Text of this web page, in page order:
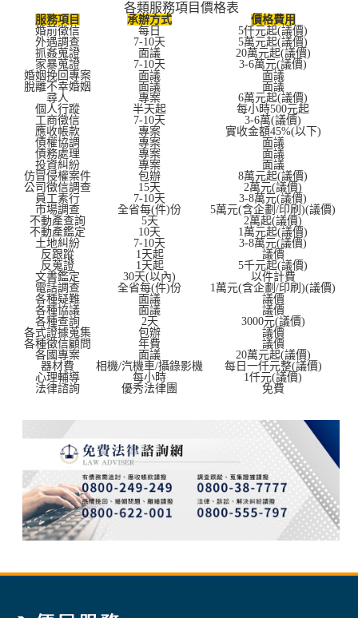
各類服務項目價格表
服務項目 承辦方式
價格費用
婚前徵信
每日
5仟元起(議價)
外遇調查
7-10天
5萬元起(議價)
抓姦蒐證
面議
20萬元起(議價)
家暴蒐證
7-10天
3-6萬元(議價)
婚姻挽回專案
面議
面議
脫離不幸婚姻
面議
面議
尋人
專案
6萬元起(議價)
個人行蹤
半天起
每小時500元起
工商徵信
7-10天
3-6萬(議價)
應收帳款
專案
實收金額45%(以下)
債權協調
專案
面議
債務處理
專案
面議
投資糾紛
專案
面議
仿冒侵權案件
包辦
8萬元起(議價)
公司徵信調查
15天
2萬元(議價)
員工素行
7-10天
3-8萬元(議價)
市場調查
全省每(件)份
5萬元(含企劃/印刷)(議價)
不動產查詢
5天
2萬起(議價)
不動產鑑定
10天
1萬元起(議價)
土地糾紛
7-10天
3-8萬元(議價)
反跟蹤
1天起
議價
反蒐證
1天起
5千元起(議價)
文書鑑定
30天(以內)
以件計費
電話調查
全省每(件)份
1萬元(含企劃/印刷)(議價)
各種疑難
面議
議價
各種協議
面議
議價
各種查詢
2天
3000元(議價)
各式證據蒐集
包辦
議價
各種徵信顧問
年費
議價
各國專案
面議
20萬元起(議價)
器材費
相機/汽機車/攝錄影機
每日一仟元整(議價)
心理輔導
每小時
1仟元(議價)
法律諮詢
優秀法律團 免費